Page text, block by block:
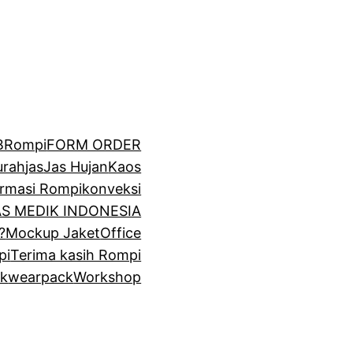
FORM ORDER
jasJas HujanKaos
Rompikonveksi
MEDIK INDONESIA
Mockup JaketOffice
Terima kasih Rompi
wearpackWorkshop